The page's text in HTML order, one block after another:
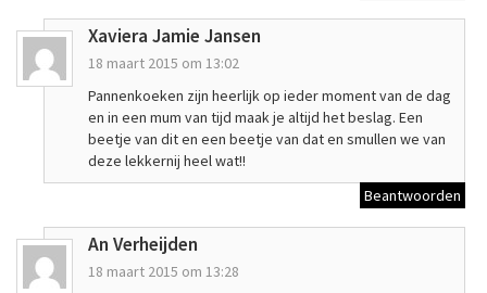
Xaviera Jamie Jansen
18 maart 2015 om 13:02
Pannenkoeken zijn heerlijk op ieder moment van de dag
en in een mum van tijd maak je altijd het beslag. Een
beetje van dit en een beetje van dat en smullen we van
deze lekkernij heel wat!!
Beantwoorden
An Verheijden
18 maart 2015 om 13:28